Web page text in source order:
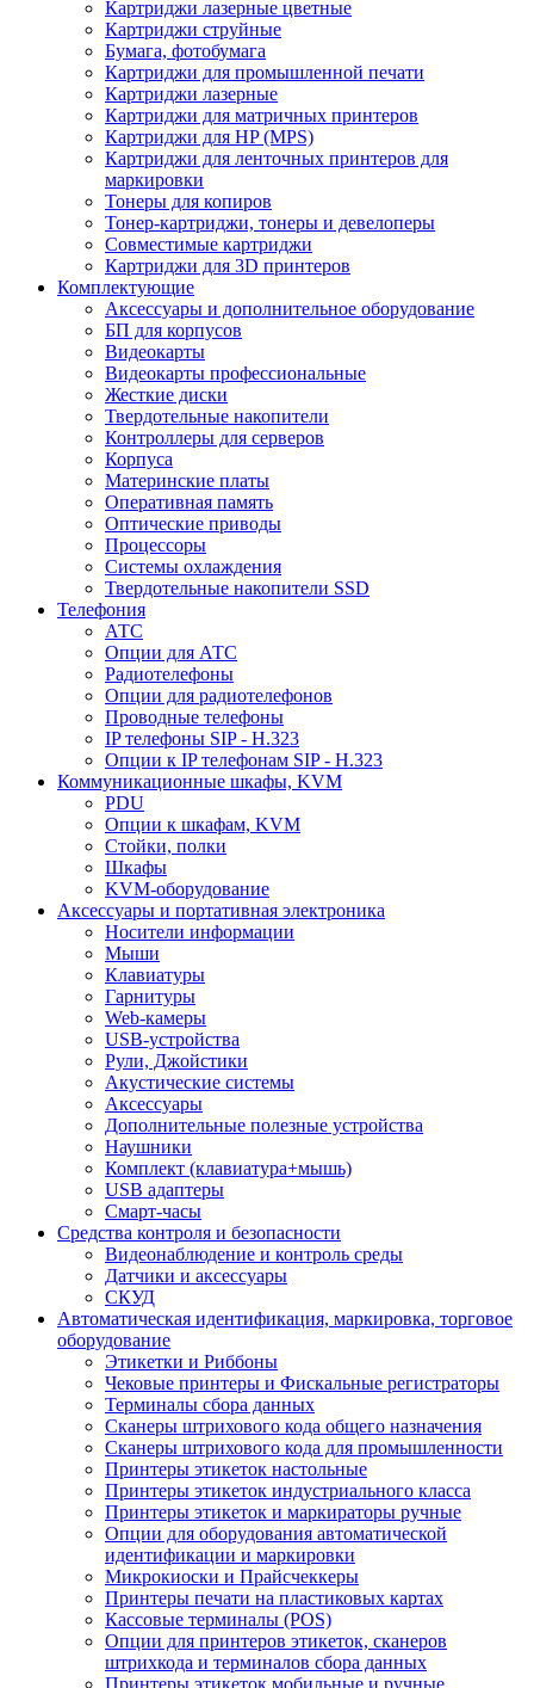
Картриджи лазерные цветные
Картриджи струйные
Бумага, фотобумага
Картриджи для промышленной печати
Картриджи лазерные
Картриджи для матричных принтеров
Картриджи для HP (MPS)
Картриджи для ленточных принтеров для
маркировки
Тонеры для копиров
Тонер-картриджи, тонеры и девелоперы
Совместимые картриджи
Картриджи для 3D принтеров
Комплектующие
Аксессуары и дополнительное оборудование
БП для корпусов
Видеокарты
Видеокарты профессиональные
Жесткие диски
Твердотельные накопители
Контроллеры для серверов
Корпуса
Материнские платы
Оперативная память
Оптические приводы
Процессоры
Системы охлаждения
Твердотельные накопители SSD
Телефония
АТС
Опции для АТС
Радиотелефоны
Опции для радиотелефонов
Проводные телефоны
IP телефоны SIP - H.323
Опции к IP телефонам SIP - H.323
Коммуникационные шкафы, KVM
PDU
Опции к шкафам, KVM
Стойки, полки
Шкафы
KVM-оборудование
Аксессуары и портативная электроника
Носители информации
Мыши
Клавиатуры
Гарнитуры
Web-камеры
USB-устройства
Рули, Джойстики
Акустические системы
Аксессуары
Дополнительные полезные устройства
Наушники
Комплект (клавиатура+мышь)
USB адаптеры
Смарт-часы
Средства контроля и безопасности
Видеонаблюдение и контроль среды
Датчики и аксессуары
СКУД
Автоматическая идентификация, маркировка, торговое
оборудование
Этикетки и Риббоны
Чековые принтеры и Фискальные регистраторы
Терминалы сбора данных
Сканеры штрихового кода общего назначения
Сканеры штрихового кода для промышленности
Принтеры этикеток настольные
Принтеры этикеток индустриального класса
Принтеры этикеток и маркираторы ручные
Опции для оборудования автоматической
идентификации и маркировки
Микрокиоски и Прайсчеккеры
Принтеры печати на пластиковых картах
Кассовые терминалы (POS)
Опции для принтеров этикеток, сканеров
штрихкода и терминалов сбора данных